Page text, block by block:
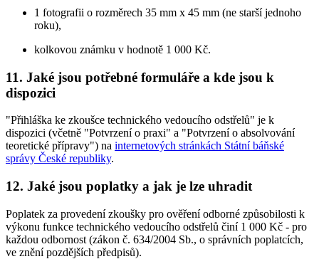
1 fotografii o rozměrech 35 mm x 45 mm (ne starší jednoho
roku),
kolkovou známku v hodnotě 1 000 Kč.
11. Jaké jsou potřebné formuláře a kde jsou k
dispozici
"Přihláška ke zkoušce technického vedoucího odstřelů" je k
dispozici (včetně "Potvrzení o praxi" a "Potvrzení o absolvování
teoretické přípravy") na internetových stránkách Státní báňské
správy České republiky.
12. Jaké jsou poplatky a jak je lze uhradit
Poplatek za provedení zkoušky pro ověření odborné způsobilosti k
výkonu funkce technického vedoucího odstřelů činí 1 000 Kč - pro
každou odbornost (zákon č. 634/2004 Sb., o správních poplatcích,
ve znění pozdějších předpisů).